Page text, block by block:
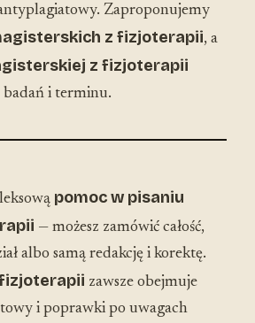
Zaproponujemy
z fizjoterapii, a
z fizjoterapii
badań i terminu.
pomoc w pisaniu
— możesz zamówić całość,
albo samą redakcję i korektę.
zawsze obejmuje
i poprawki po uwagach